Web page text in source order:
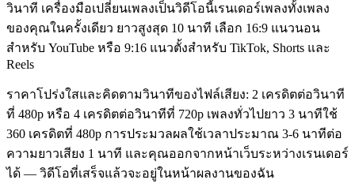
วินาที เครื่องมือเปลี่ยนเพลงเป็นวิดีโอนี้เรนเดอร์เพลงทั้งเพลง
ของคุณในครั้งเดียว ยาวสูงสุด 10 นาที เลือก 16:9 แนวนอน
สำหรับ YouTube หรือ 9:16 แนวตั้งสำหรับ TikTok, Shorts และ
Reels
ราคาโปร่งใสและคิดตามวินาทีของไฟล์เสียง: 2 เครดิตต่อวินาที
ที่ 480p หรือ 4 เครดิตต่อวินาทีที่ 720p เพลงทั่วไปยาว 3 นาทีใช้
360 เครดิตที่ 480p การประมวลผลใช้เวลาประมาณ 3-6 นาทีต่อ
ความยาวเสียง 1 นาที และคุณออกจากหน้าเว็บระหว่างเรนเดอร์
ได้ — วิดีโอที่เสร็จแล้วจะอยู่ในหน้าผลงานของฉัน